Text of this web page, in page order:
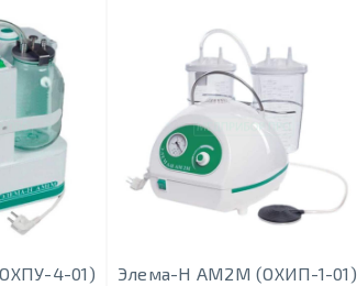
4-01)
Элема-Н АМ2М (ОХИП-1-01)